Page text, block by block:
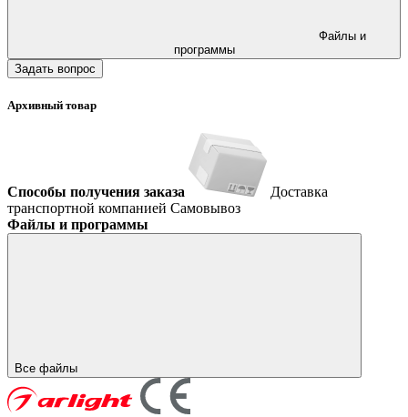
программы
Задать вопрос
Архивный товар
Способы получения заказа
Доставка
транспортной компанией Самовывоз
Файлы и программы
Все файлы